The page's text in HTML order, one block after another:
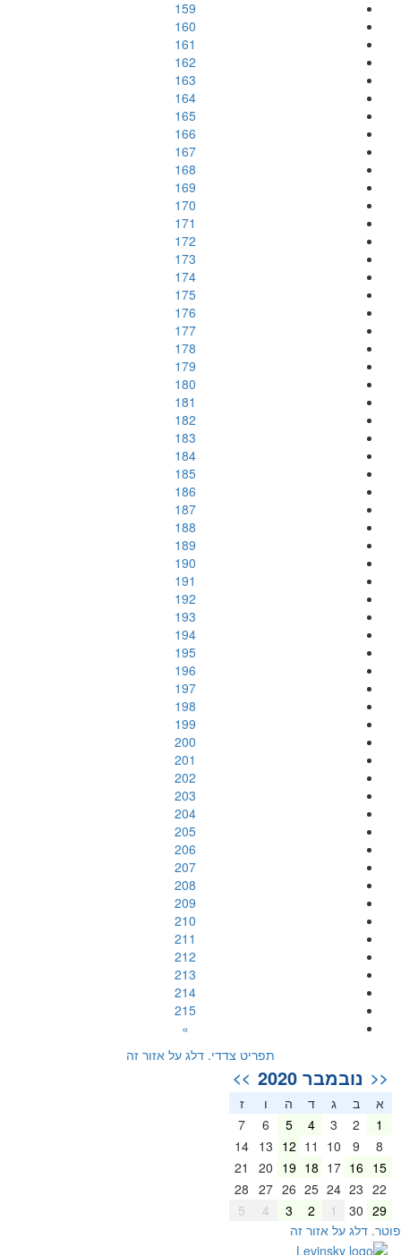
159
160
161
162
163
164
165
166
167
168
169
170
171
172
173
174
175
176
177
178
179
180
181
182
183
184
185
186
187
188
189
190
191
192
193
194
195
196
197
198
199
200
201
202
203
204
205
206
207
208
209
210
211
212
213
214
215
»
תפריט צדדי. דלג על אזור זה
<< נובמבר 2020 >>
א ב ג ד ה
ז
2
3
4
5
6
7
8
9
10
11
12
13
14
15
16
17
18
19
20
21
22
23
24
25
26
27
28
29
30
1
2
3
4
5
דלג על אזור זה